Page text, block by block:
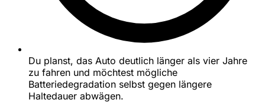
Du planst, das Auto deutlich länger als vier Jahre
zu fahren und möchtest mögliche
Batteriedegradation selbst gegen längere
Haltedauer abwägen.